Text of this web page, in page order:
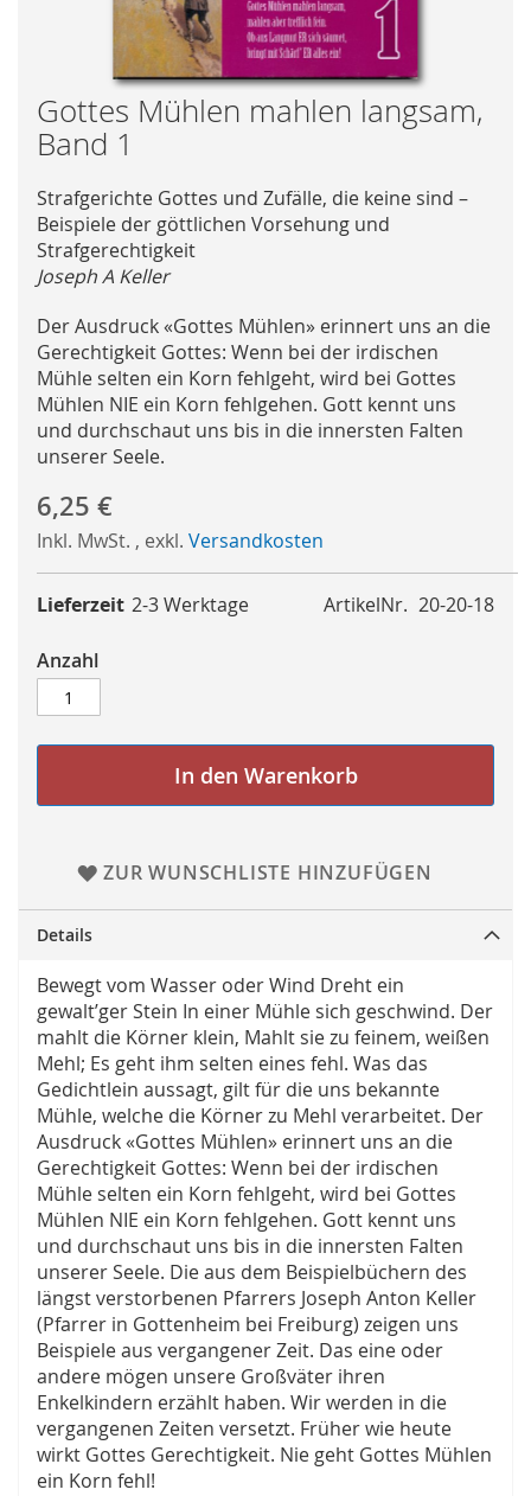
Skip
to
the
of
the
images
gallery
Gottes Mühlen mahlen langsam,
Band 1
Strafgerichte Gottes und Zufälle, die keine sind –
Beispiele der göttlichen Vorsehung und
Strafgerechtigkeit
Joseph A Keller
Der Ausdruck «Gottes Mühlen» erinnert uns an die
Gerechtigkeit Gottes: Wenn bei der irdischen
Mühle selten ein Korn fehlgeht, wird bei Gottes
Mühlen NIE ein Korn fehlgehen. Gott kennt uns
und durchschaut uns bis in die innersten Falten
unserer Seele.
6,25 €
Inkl. MwSt. , exkl. Versandkosten
ArtikelNr. 20-20-18
Lieferzeit 2-3 Werktage
Anzahl
In den Warenkorb
ZUR WUNSCHLISTE HINZUFÜGEN
Details
Bewegt vom Wasser oder Wind Dreht ein
gewalt’ger Stein In einer Mühle sich geschwind. Der
mahlt die Körner klein, Mahlt sie zu feinem, weißen
Mehl; Es geht ihm selten eines fehl. Was das
Gedichtlein aussagt, gilt für die uns bekannte
Mühle, welche die Körner zu Mehl verarbeitet. Der
Ausdruck «Gottes Mühlen» erinnert uns an die
Gerechtigkeit Gottes: Wenn bei der irdischen
Mühle selten ein Korn fehlgeht, wird bei Gottes
Mühlen NIE ein Korn fehlgehen. Gott kennt uns
und durchschaut uns bis in die innersten Falten
unserer Seele. Die aus dem Beispielbüchern des
längst verstorbenen Pfarrers Joseph Anton Keller
(Pfarrer in Gottenheim bei Freiburg) zeigen uns
Beispiele aus vergangener Zeit. Das eine oder
andere mögen unsere Großväter ihren
Enkelkindern erzählt haben. Wir werden in die
vergangenen Zeiten versetzt. Früher wie heute
wirkt Gottes Gerechtigkeit. Nie geht Gottes Mühlen
ein Korn fehl!